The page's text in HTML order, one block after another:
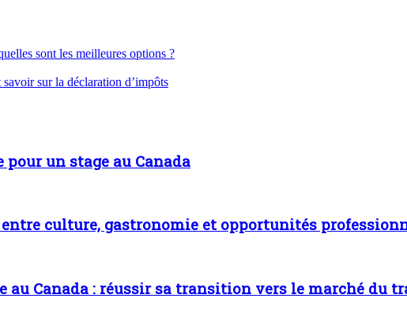
sont les meilleures options ?
sur la déclaration d’impôts
un stage au Canada
culture, gastronomie et opportunités
au Canada : réussir sa transition vers le marché du